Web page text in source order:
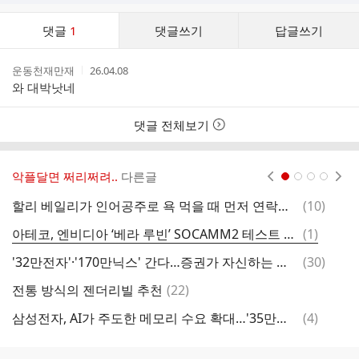
댓글 1 댓글쓰기 답글쓰기
스
작
성
자
운동천재만재
작
간
26.04.08
와 대박낫네
댓글 전체보기
악플달면 쩌리쩌려.. 다른글
할리 베일리가 인어공주로 욕 먹을 때 먼저 연락해서 응원해 줬다는 여성 동료들
댓
(10)
아테코, 엔비디아 ‘베라 루빈’ SOCAMM2 테스트 핸들러 양산 장비 납품 댓
글
(1)
'32만전자'·'170만닉스' 간다…증권가 자신하는 이유
댓
(30)
전통 방식의 젠더리빌 추천 댓
(22)
삼성전자, AI가 주도한 메모리 수요 확대…'35만전자' 갈 것-IBK
댓
(4)